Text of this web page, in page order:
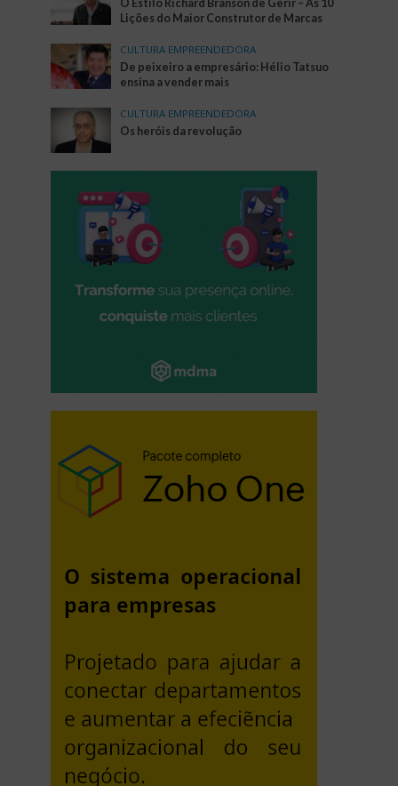
O Estilo Richard Branson de Gerir – As 10
Lições do Maior Construtor de Marcas
CULTURA EMPREENDEDORA
De peixeiro a empresário: Hélio Tatsuo
ensina a vender mais
CULTURA EMPREENDEDORA
Os heróis da revolução